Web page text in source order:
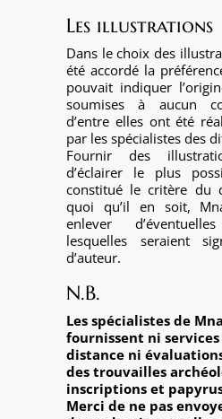
Les illustrations
Dans le choix des
été accordé la
pouvait indiquer
soumises à aucun
d’entre elles ont été
par les spécialistes des
Fournir des
d’éclairer le plus
constitué le critère du
quoi qu’il en soit,
enlever
lesquelles seraient
d’auteur.
N.B.
Les spécialistes de
fournissent ni services
distance ni
des trouvailles
inscriptions et
Merci de ne pas